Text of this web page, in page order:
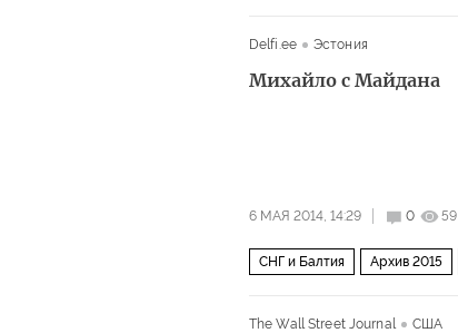
Delfi.ee Эстония
Михайло с Майдана
6 МАЯ 2014, 14:29 0 59
СНГ и Балтия Архив 2015
The Wall Street Journal США